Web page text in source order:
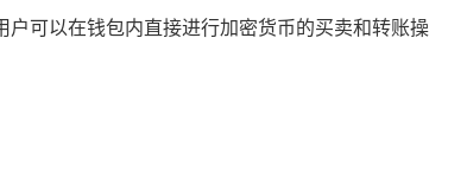
可以在钱包内直接进行加密货币的买卖和转账操